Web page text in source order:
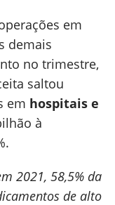
em
demais
no trimestre,
saltou
em hospitais e
à
2021, 58,5% da
de alto